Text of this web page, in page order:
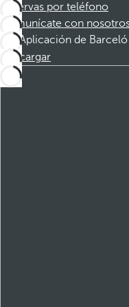
Reservas por teléfono
Comunícate con
Aplicación de Barceló
Descargar